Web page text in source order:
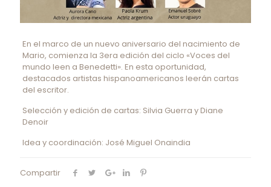
En el marco de un nuevo aniversario del nacimiento de
Mario, comienza la 3era edición del ciclo «Voces del
mundo leen a Benedetti». En esta oportunidad,
destacados artistas hispanoamericanos leerán cartas
del escritor.
Selección y edición de cartas: Silvia Guerra y Diane
Denoir
Idea y coordinación: José Miguel Onaindia
Compartir